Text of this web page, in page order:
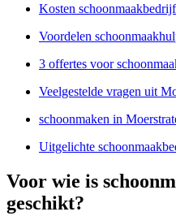
Kosten
Voordelen
3 offertes voor
Veelgestelde vragen uit
schoonmaken in
Uitgelichte
Voor wie is
geschikt?